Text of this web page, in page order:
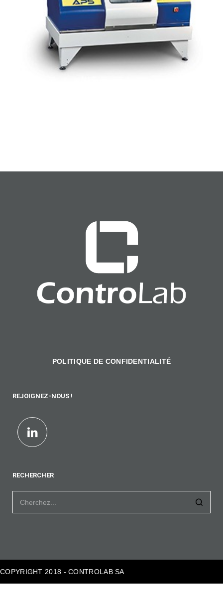
POLITIQUE DE CONFIDENTIALITÉ
REJOIGNEZ-NOUS !
RECHERCHER
COPYRIGHT 2018 - CONTROLAB SA